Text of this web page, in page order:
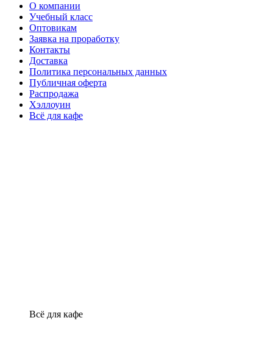
О компании
Учебный класс
Оптовикам
Заявка на проработку
Контакты
Доставка
Политика персональных данных
Публичная оферта
Распродажа
Хэллоуин
Всё для кафе
Всё для кафе